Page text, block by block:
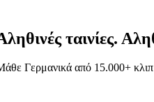
ταινίες.
Γερμανικά από 15.000+ κλιπ